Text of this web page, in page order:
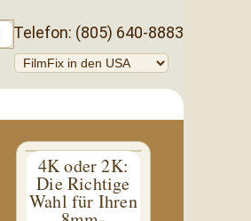
Telefon: (805) 640-8883
4K oder 2K:
Die Richtige
Wahl für Ihren